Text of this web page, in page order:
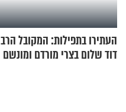
העתירו בתפילות: המקובל הרב
דוד שלום בצרי מורדם ומונשם